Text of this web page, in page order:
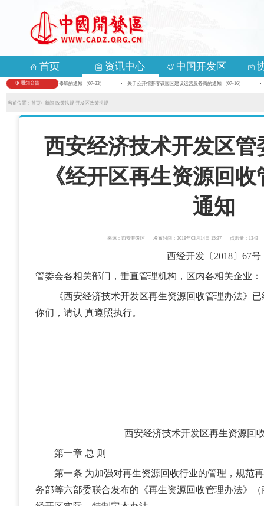
首页 资讯中心 中国开发区
通知公告
《数智化变革 AI破局》研修班的通知 （07-23） 关于公开招募零碳园区建设运营服务商的通知 （07-16）
第九届中国—亚欧博览会暨2026开发区改革创新主题交流会、“开发区投资促进万里行”专场对接活动的通知 （05-18）
当前位置：首页> 新闻政策法规 开发区政策法规
西安经济技术开发区管
《经开区再生资源回
通知
来源：西安开发区 发布时间：2018年03月14日 15:37 点击量：1343
西经开发〔2018〕67号
管委会各相关部门，垂直管理机构，区内各相关企业：
《西安经济技术开发区再生资源回收管理办法》已
你们，请认 真遵照执行。
西安经济技术开发区再生资源回
第一章 总 则
第一条 为加强对再生资源回收行业的管理，规范再
务部等六部委联合发布的《再生资源回收管理办法》